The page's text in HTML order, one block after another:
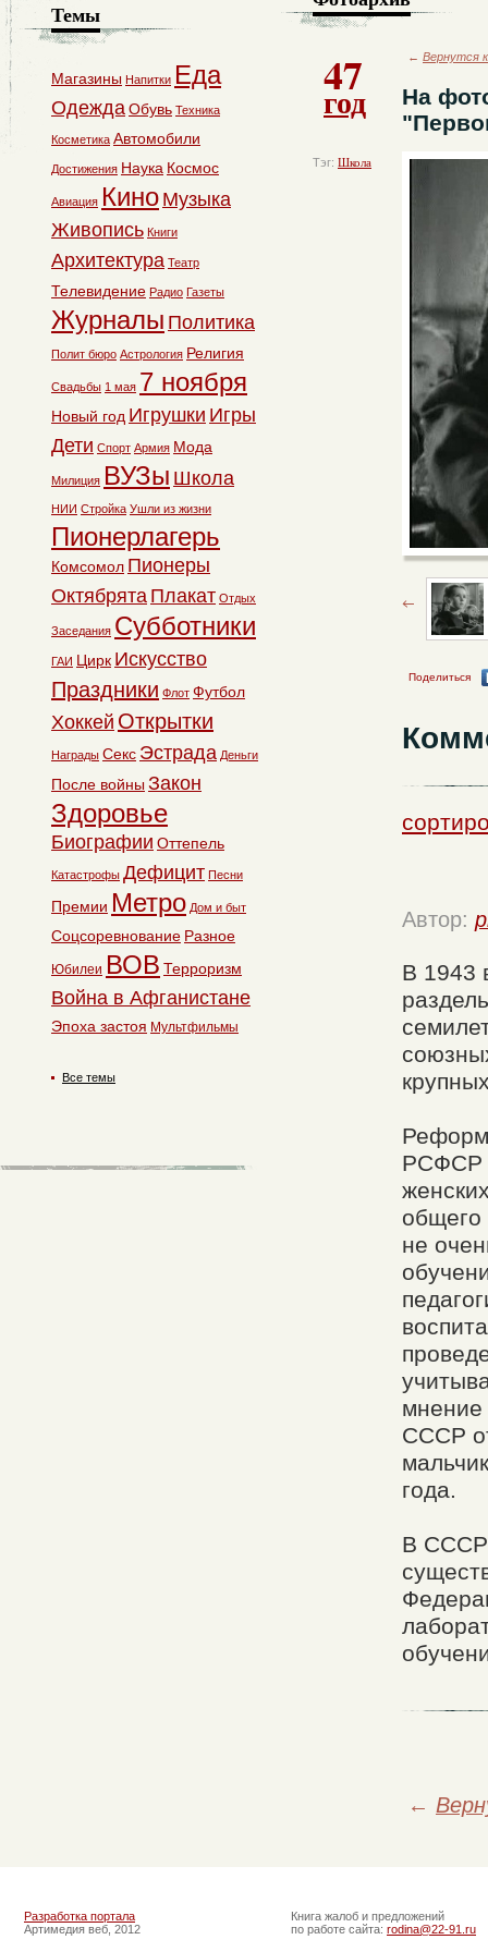
47
год
Тэг: Школа
← Вернутся
На
Поделиться
Автор:
В 1943
РСФСР
общего
не
мнение
СССР
года.
В СССР
←
Темы
Магазины Напитки Еда
ОдеждаОбувь Техника
Косметика Автомобили
Достижения Наука Космос
Авиация Кино Музыка
Живопись Книги
Архитектура Театр
Телевидение Радио Газеты
Журналы Политика
Полит бюро Астрология Религия
Свадьбы 1 мая 7 ноября
Новый год Игрушки Игры
Дети Спорт Армия Мода
Милиция ВУЗы Школа
НИИ Стройка Ушли из жизни
Пионерлагерь
Комсомол Пионеры
Октябрята Плакат Отдых
Заседания Субботники
ГАИ Цирк Искусство
Праздники Флот Футбол
Хоккей Открытки
Награды Секс Эстрада Деньги
После войны Закон
Здоровье
Биографии Оттепель
Катастрофы Дефицит Песни
Премии Метро Дом и быт
Соцсоревнование Разное
Юбилеи ВОВ Терроризм
Война в Афганистане
Эпоха застоя Мультфильмы
Все темы
Разработка портала
Артимедия веб, 2012
Книга жалоб и предложений
по работе сайта: rodina@22-91.ru